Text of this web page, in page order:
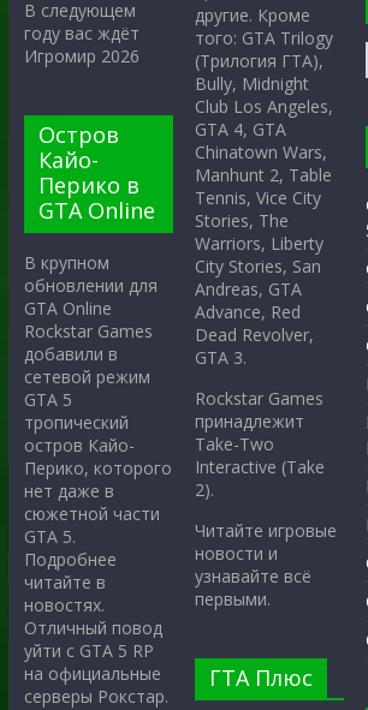
В следующем
году вас ждёт
Игромир 2026
Остров
Кайо-
Перико в
GTA Online
В крупном
обновлении для
GTA Online
Rockstar Games
добавили в
сетевой режим
GTA 5
тропический
остров Кайо-
Перико, которого
нет даже в
сюжетной части
GTA 5.
Подробнее
читайте в
новостях.
Отличный повод
уйти с GTA 5 RP
на официальные
серверы Рокстар.
другие. Кроме
того: GTA Trilogy
(Трилогия ГТА),
Bully, Midnight
Club Los Angeles,
GTA 4, GTA
Chinatown Wars,
Manhunt 2, Table
Tennis, Vice City
Stories, The
Warriors, Liberty
City Stories, San
Andreas, GTA
Advance, Red
Dead Revolver,
GTA 3.
Rockstar Games
принадлежит
Take-Two
Interactive (Take
2).
Читайте игровые
новости и
узнавайте всё
первыми.
ГТА Плюс